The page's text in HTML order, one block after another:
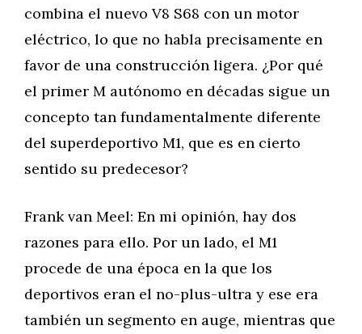
combina el nuevo V8 S68 con un motor
eléctrico, lo que no habla precisamente en
favor de una construcción ligera. ¿Por qué
el primer M autónomo en décadas sigue un
concepto tan fundamentalmente diferente
del superdeportivo M1, que es en cierto
sentido su predecesor?
Frank van Meel: En mi opinión, hay dos
razones para ello. Por un lado, el M1
procede de una época en la que los
deportivos eran el no-plus-ultra y ese era
también un segmento en auge, mientras que